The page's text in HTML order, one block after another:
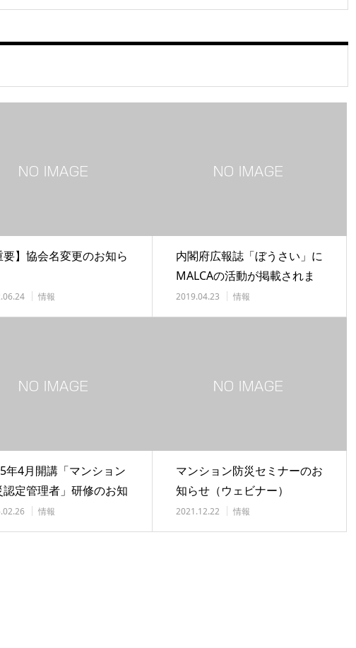
要】協会名変更のお知ら
情報
内閣府広報誌「ぼうさい」に
MALCAの活動が掲載されま
した！
2019.04.23 情報
年4月開講「マンション
認定管理者」研修のお知
情報
マンション防災セミナーのお
知らせ（ウェビナー）
2021.12.22 情報